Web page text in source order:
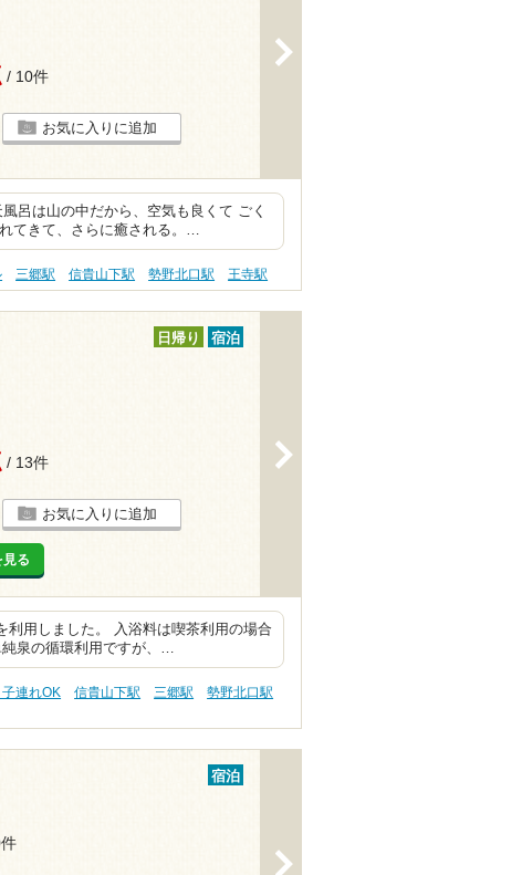
/ 10件
お気に入りに追加
呂は山の中だから、空気も良くて ごく
てきて、さらに癒される。…
三郷駅 信貴山下駅 勢野北口駅 王寺駅
日帰り 宿泊
/ 13件
お気に入りに追加
る
利用しました。 入浴料は喫茶利用の場合
純泉の循環利用ですが、…
連れOK 信貴山下駅 三郷駅
勢野北口駅
宿泊